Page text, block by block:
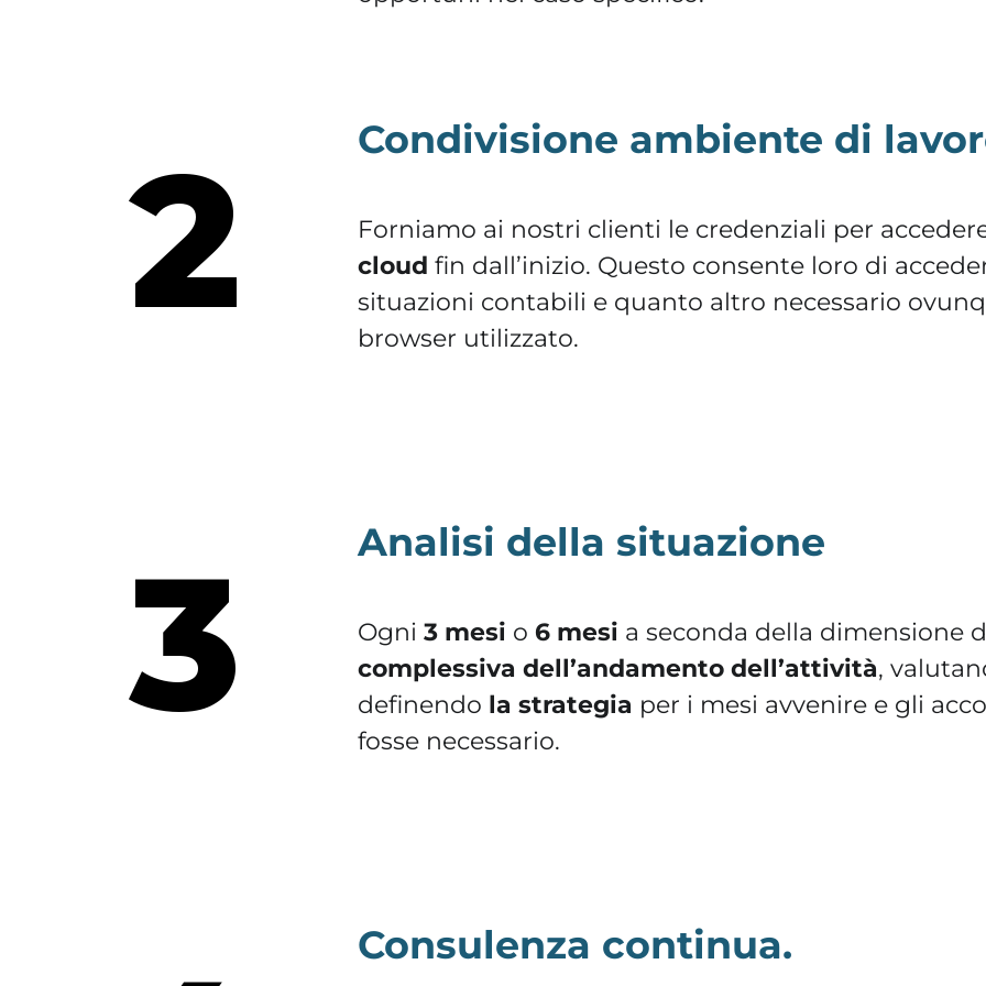
2 Condivisione ambiente di
Forniamo ai nostri clienti le credenziali per
cloud fin dall’inizio. Questo consente loro di
situazioni contabili e quanto altro necessario
browser utilizzato.
3 Analisi della situazione
Ogni3 mesi o6 mesi a seconda della dimensione
complessiva dell’andamento dell’attività,
definendo la strategia per i mesi avvenire e gli
fosse necessario.
Consulenza continua.